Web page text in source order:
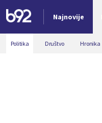
Najnovije
Nova vest
Politika Društvo Hronika